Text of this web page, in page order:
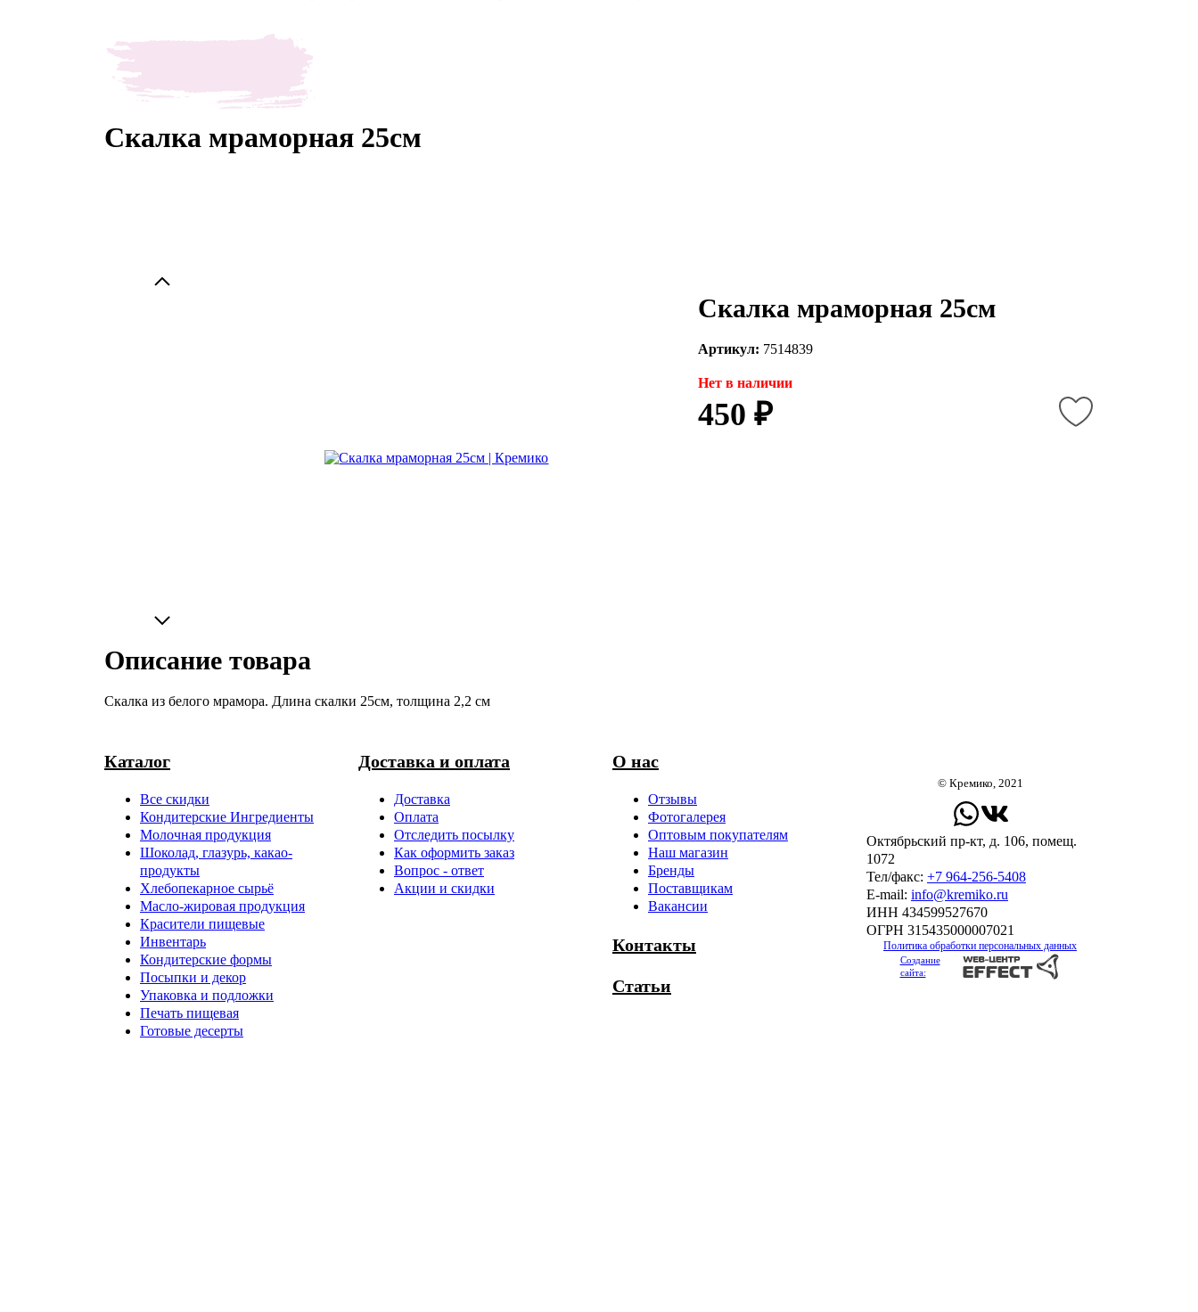
Скалка мраморная 25см
Скалка мраморная 25см
Артикул: 7514839
Нет в наличии
450 ₽
Описание товара
Скалка из белого мрамора. Длина скалки 25см, толщина 2,2 см
Каталог
Все скидки
Кондитерские Ингредиенты
Молочная продукция
Шоколад, глазурь, какао-
продукты
Хлебопекарное сырьё
Масло-жировая продукция
Красители пищевые
Инвентарь
Кондитерские формы
Посыпки и декор
Упаковка и подложки
Печать пищевая
Готовые десерты
Доставка и оплата
Доставка
Оплата
Отследить посылку
Как оформить заказ
Вопрос - ответ
Акции и скидки
О нас
Отзывы
Фотогалерея
Оптовым покупателям
Наш магазин
Бренды
Поставщикам
Вакансии
Контакты
Статьи
© Кремико, 2021
Октябрьский пр-кт, д. 106, помещ.
1072
Тел/факс: +7 964-256-5408
Е-mail: info@kremiko.ru
ИНН 434599527670
ОГРН 315435000007021
Политика обработки персональных данных
Создание
сайта: